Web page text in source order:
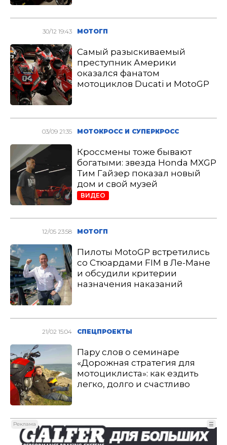
30/12 19:43 МОТОГП
Самый разыскиваемый
преступник Америки
оказался фанатом
мотоциклов Ducati и MotoGP
03/09 21:35 МОТОКРОСС И СУПЕРКРОСС
Кроссмены тоже бывают
богатыми: звезда Honda MXGP
Тим Гайзер показал новый
дом и свой музей
ВИДЕО
12/05 23:58 МОТОГП
Пилоты MotoGP встретились
со Стюардами FIM в Ле-Мане
и обсудили критерии
назначения наказаний
21/02 15:04 СПЕЦПРОЕКТЫ
Пару слов о семинаре
«Дорожная стратегия для
мотоциклиста»: как ездить
легко, долго и счастливо
Реклама ☰